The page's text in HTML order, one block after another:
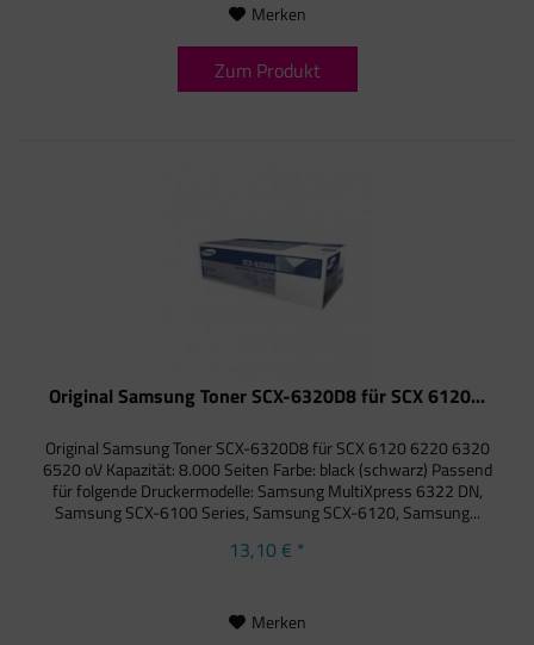
Merken
Zum Produkt
Original Samsung Toner SCX-6320D8 für SCX 6120...
Original Samsung Toner SCX-6320D8 für SCX 6120 6220 6320
6520 oV Kapazität: 8.000 Seiten Farbe: black (schwarz) Passend
für folgende Druckermodelle: Samsung MultiXpress 6322 DN,
Samsung SCX-6100 Series, Samsung SCX-6120, Samsung...
13,10 € *
Merken